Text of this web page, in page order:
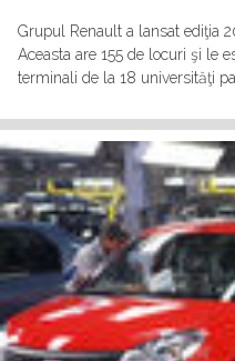
Grupul Renault a lansat ediţia
Aceasta are 155 de locuri şi le
terminali de la 18 universităţi